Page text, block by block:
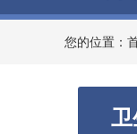
您的位置：
卫